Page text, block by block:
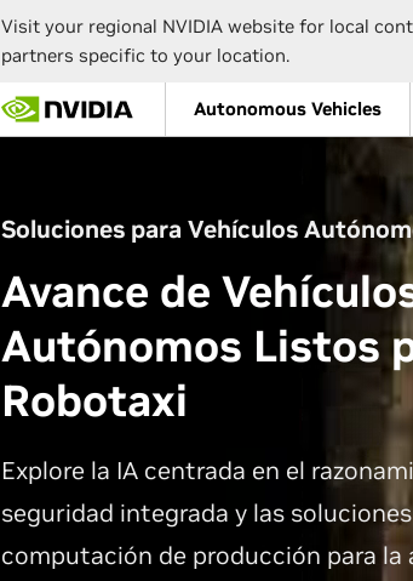
Visit your regional NVIDIA website for local
partners specific to your location.
Autonomous Vehicles
Soluciones para Vehículos
Avance de
Autónomos Listos
Robotaxi
Explore la IA centrada en el
seguridad integrada y las
computación de producción para la